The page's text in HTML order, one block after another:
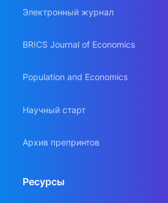
Электронный журнал
BRICS Journal of Economics
Population and Economics
Научный старт
Архив препринтов
Ресурсы